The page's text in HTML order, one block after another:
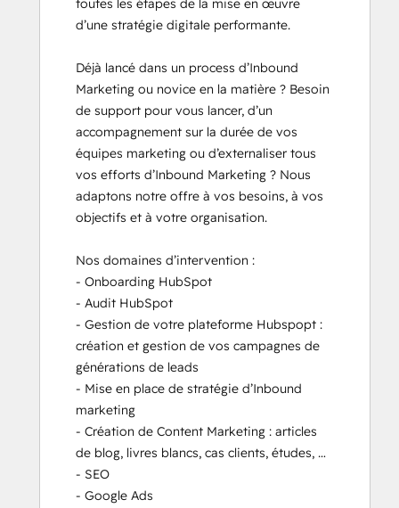
toutes les étapes de la mise en œuvre
d’une stratégie digitale performante.
Déjà lancé dans un process d’Inbound
Marketing ou novice en la matière ? Besoin
de support pour vous lancer, d’un
accompagnement sur la durée de vos
équipes marketing ou d’externaliser tous
vos efforts d’Inbound Marketing ? Nous
adaptons notre offre à vos besoins, à vos
objectifs et à votre organisation.
Nos domaines d’intervention :
- Onboarding HubSpot
- Audit HubSpot
- Gestion de votre plateforme Hubspopt :
création et gestion de vos campagnes de
générations de leads
- Mise en place de stratégie d’Inbound
marketing
- Création de Content Marketing : articles
de blog, livres blancs, cas clients, études, …
- SEO
- Google Ads